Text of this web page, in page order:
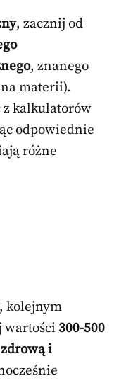
, zacznij od
, znanego
materii).
z kalkulatorów
odpowiednie
różne
, kolejnym
wartości 300-500
zdrową i